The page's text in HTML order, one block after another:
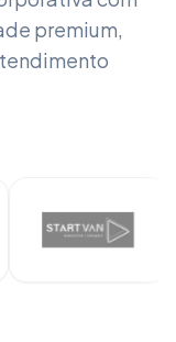
premium,